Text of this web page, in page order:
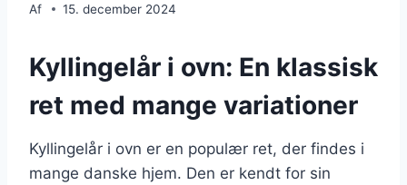
Af 15. december 2024
Kyllingelår i ovn: En klassisk
ret med mange variationer
Kyllingelår i ovn er en populær ret, der findes i
mange danske hjem. Den er kendt for sin